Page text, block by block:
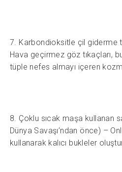
7. Karbondioksitle çil giderme
Hava geçirmez göz tıkaçları,
tüple nefes almayı içeren
8. Çoklu sıcak maşa kullanan
Dünya Savaşı’ndan önce) –
kullanarak kalıcı bukleler